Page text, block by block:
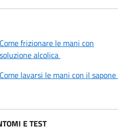
Come frizionare le mani con
soluzione alcolica
Come lavarsi le mani con il sapone
E TEST